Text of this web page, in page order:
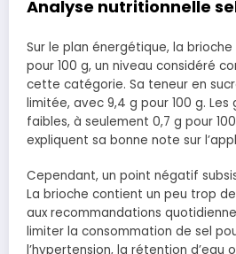
Analyse nutritionnelle
Sur le plan énergétique, la
pour 100 g, un niveau considéré
cette catégorie. Sa teneur en
limitée, avec 9,4 g pour 100 g.
faibles, à seulement 0,7 g pour
expliquent sa bonne note sur
Cependant, un point négatif
La brioche contient un peu trop
aux recommandations
limiter la consommation de sel
l’hypertension, la rétention d’eau